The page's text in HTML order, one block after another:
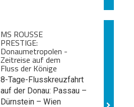
MS ROUSSE
PRESTIGE:
Donaumetropolen -
Zeitreise auf dem
Fluss der Könige
8-Tage-Flusskreuzfahrt
auf der Donau: Passau –
Dürnstein – Wien